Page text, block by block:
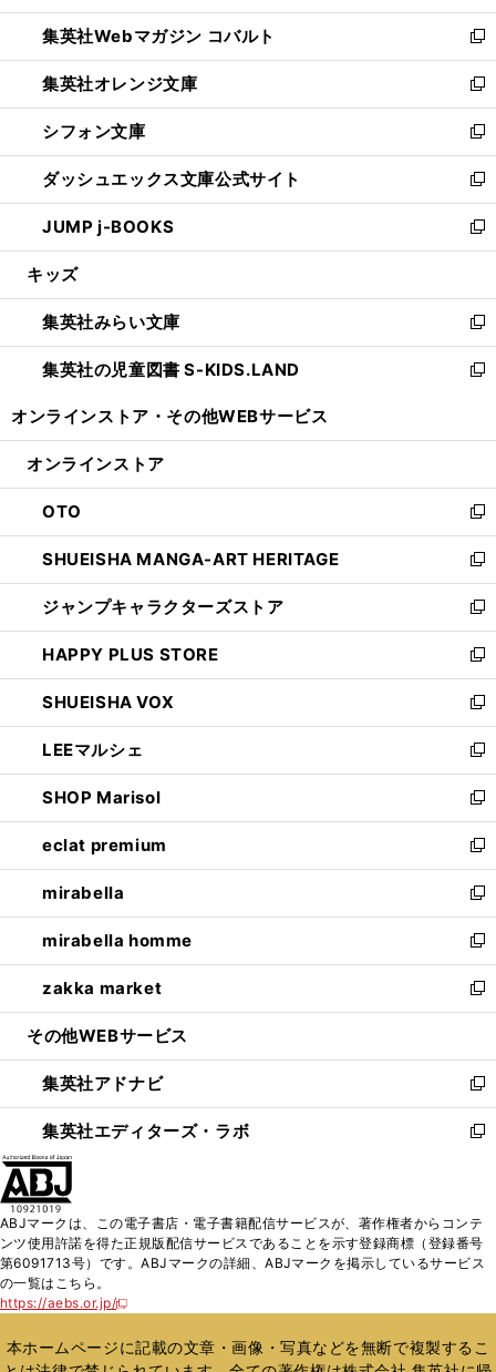
開
く
ウ
で
開
く
ン
ド
ウ
で
開
く
ウ
ィ
ン
ド
ウ
で
開
く
集英社Webマガジン コバルト
新
し
い
ウ
ィ
ン
ド
ウ
で
開
集英社オレンジ文庫
新
し
い
ウ
ィ
ン
ド
ウ
開
く
シフォン文庫
新
し
い
ウ
ィ
ン
ウ
で
開
く
ダッシュエックス文庫公式サイト
新
し
い
ウ
ン
ド
ウ
で
JUMP j-BOOKS
新
し
ウ
ィ
ン
ド
開
キッズ
集英社みらい文庫
新
し
い
ン
ウ
で
開
く
集英社の児童図書 S-KIDS.LAND
新
ウ
ン
ド
ウ
で
開
く
オンラインストア・ その他WEBサービス
オンラインストア
OTO
新
し
い
ウ
ィ
ン
ド
ウ
で
開
く
SHUEISHA MANGA-ART HERITAGE
新
し
い
ウ
ィ
ン
ド
ウ
で
開
く
ジャンプキャラクターズストア
新
し
い
ウ
ィ
ン
ド
ウ
で
開
く
HAPPY PLUS STORE
新
し
い
ウ
ィ
ン
ド
ウ
で
開
く
SHUEISHA VOX
新
し
い
ウ
ィ
ン
ド
ウ
で
開
く
LEEマルシェ
新
し
い
ウ
ィ
ン
ド
ウ
で
開
く
SHOP Marisol
新
し
い
ウ
ィ
ン
ド
ウ
で
開
eclat premium
新
し
い
ウ
ィ
ン
ド
ウ
開
く
mirabella
新
し
い
ウ
ィ
ン
ウ
で
開
く
mirabella homme
新
し
い
ウ
ン
ド
ウ
で
zakka market
新
し
ウ
ィ
ン
ド
く
その他WEBサービス
集英社アドナビ
新
し
い
ド
ウ
で
集英社エディターズ・ラボ
新
ィ
ン
ド
開
ABJマークは、この電子書店・電子書籍配信サービスが、著作権者からコンテ
ンツ使用許諾を得た正規版配信サービスであることを示す登録商標（登録番号
第6091713号）です。ABJマークの詳細、ABJマークを掲示しているサービス
の一覧はこちら。
https://aebs.or.jp/
新
い
ウ
本ホームページに記載の文章・画像・写真などを無断で複製するこ